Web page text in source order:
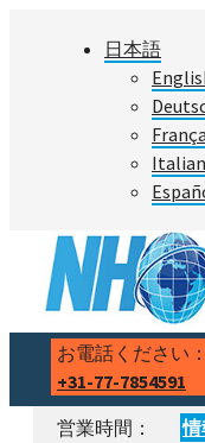
日本語
お電話ください：
+31-77-7854591
営業時間：